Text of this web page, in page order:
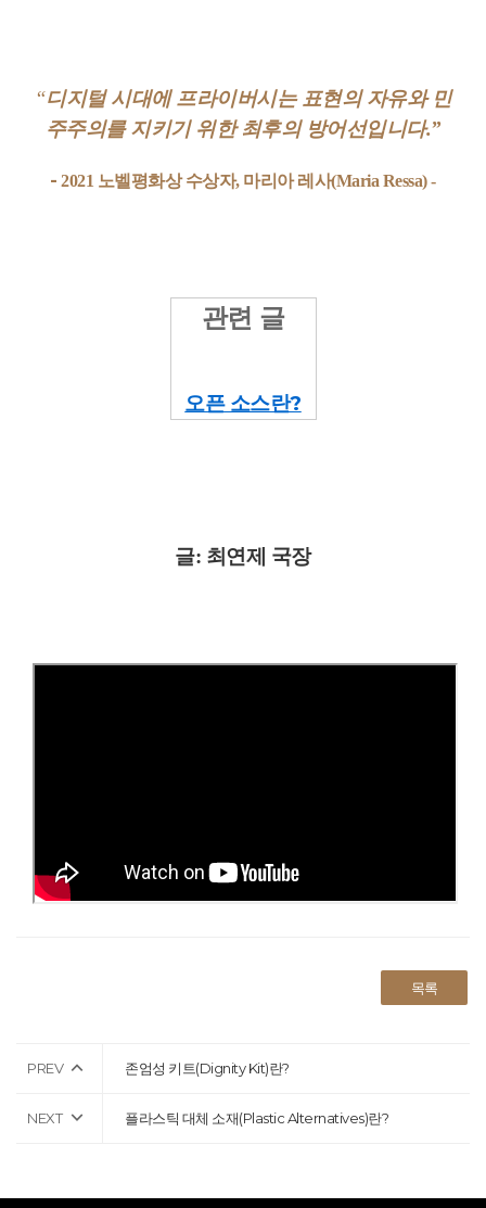
“디지털 시대에 프라이버시는 표현의 자유와 민
주주의를 지키기 위한 최후의 방어선입니다.”
- 2021 노벨평화상 수상자, 마리아 레사(Maria Ressa) -
관련 글
오픈 소스란?
글: 최연제 국장
목록
PREV 존엄성 키트(Dignity Kit)란?
NEXT 플라스틱 대체 소재(Plastic Alternatives)란?